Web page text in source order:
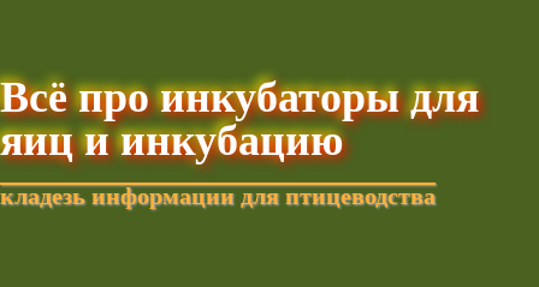
Всё про инкубаторы для
яиц и инкубацию
кладезь информации для птицеводства